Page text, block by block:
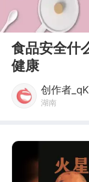
00:00
食品安全什
健康
创作者
湖南